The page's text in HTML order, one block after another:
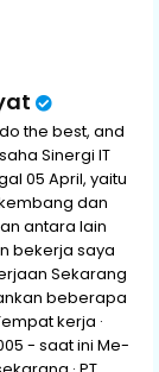
the best, and
Sinergi IT
05 April, yaitu
dan
antara lain
bekerja saya
Sekarang
beberapa
kerja ·
- saat ini Me-